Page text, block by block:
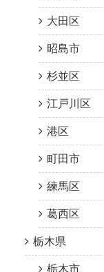
大田区
昭島市
杉並区
江戸川区
港区
町田市
練馬区
葛西区
栃木県
栃木市